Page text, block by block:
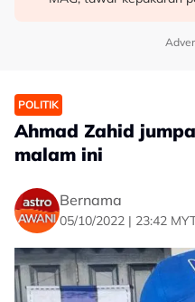
POLITIK
Ahmad Zahid
malam ini
Bernama
05/10/2022 | 23:42